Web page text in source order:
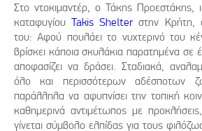
Στο ντοκιμαντέρ, ο Τάκης Προεστάκης,
καταφυγίουTakis Shelter στην Κρήτη,
του: Αφού πουλάει το νυχτερινό του
βρίσκει κάποια σκυλάκια παρατημένα σε
αποφασίζει να δράσει. Σταδιακά,
όλο και περισσότερων αδέσποτων
παράλληλα να αφυπνίσει την τοπική
καθημερινά αντιμέτωπος με
γίνεται σύμβολο ελπίδας για τους